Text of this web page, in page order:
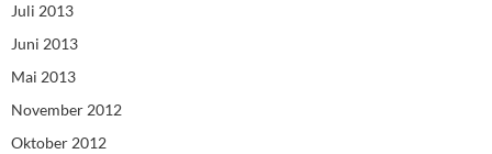
Juli 2013
Juni 2013
Mai 2013
November 2012
Oktober 2012